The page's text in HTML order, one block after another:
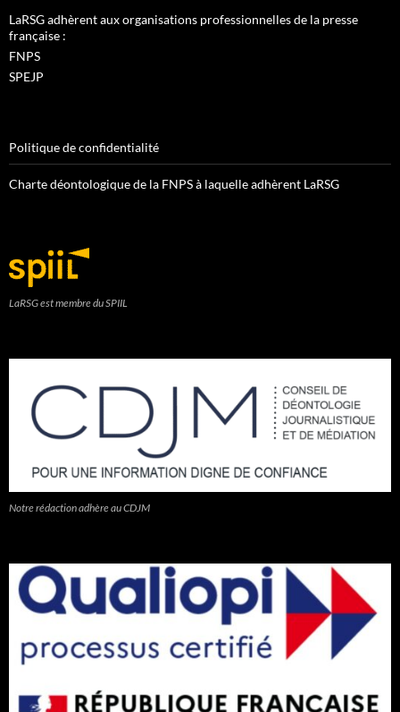
LaRSG adhèrent aux organisations professionnelles de la presse
française :
FNPS
SPEJP
Politique de confidentialité
Charte déontologique de la FNPS à laquelle adhèrent LaRSG
LaRSG est membre du SPIIL
Notre rédaction adhère au CDJM